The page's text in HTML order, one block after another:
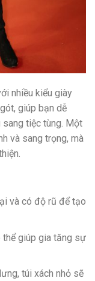
nhiều kiểu giày
giúp bạn dễ
tiệc tùng. Một
và sang trọng, mà
và có độ rũ để tạo
thể giúp gia tăng sự
túi xách nhỏ sẽ